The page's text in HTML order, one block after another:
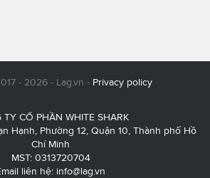
- 2026 - Lag.vn - Privacy policy
TY CỔ PHẦN WHITE SHARK
Hạnh, Phường 12, Quận 10, Thành phố Hồ
Chí Minh
MST: 0313720704
liên hệ: info@lag.vn